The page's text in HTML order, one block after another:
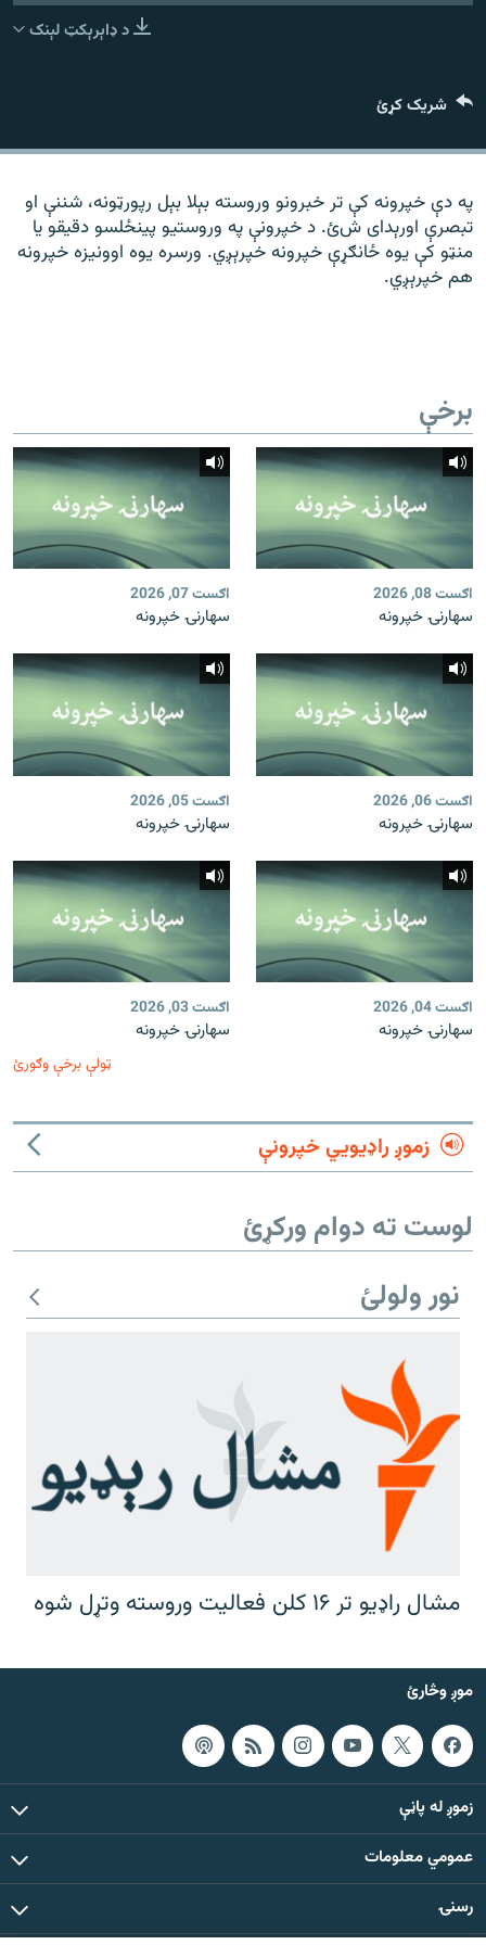
د ازادې اروپا راډیو ټولې ووبپاڼې
د ډاېرېکټ لېنک
شریک کړئ
په دې خپرونه کې تر خبرونو وروسته بېلا بېل رپورټونه، شننې او
تبصرې اورېدای شﺉ. د خپرونې په وروستیو پینځلسو دقیقو یا
منټو کې یوه ځانګړې خپرونه خپرېږي. ورسره یوه اوونیزه خپرونه
هم خپرېږي.
برخې
اګست 08, 2026
سهارنۍ خپرونه
اګست 07, 2026
سهارنۍ خپرونه
اګست 06, 2026
سهارنۍ خپرونه
اګست 05, 2026
سهارنۍ خپرونه
اګست 04, 2026
سهارنۍ خپرونه
اګست 03, 2026
سهارنۍ خپرونه
ټولې برخې وګورئ
زموږ راډیويي خپرونې
لوست ته دوام ورکړئ
نور ولولئ
مشال راډیو تر ۱۶ کلن فعالیت وروسته وتړل شوه
موږ وڅارئ
زموږ له پاڼې
عمومي معلومات
رسنۍ